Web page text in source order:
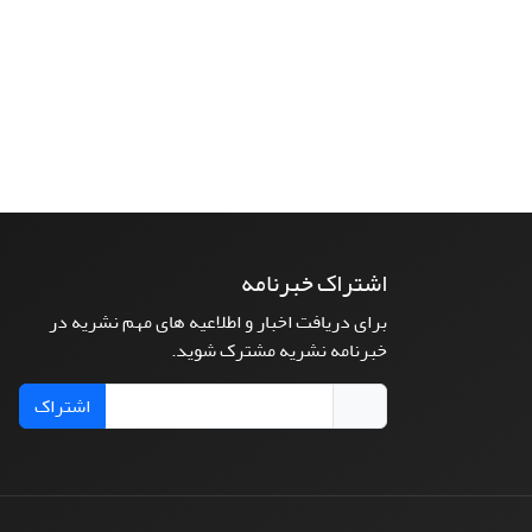
اشتراک خبرنامه
برای دریافت اخبار و اطلاعیه های مهم نشریه در
خبرنامه نشریه مشترک شوید.
اشتراک